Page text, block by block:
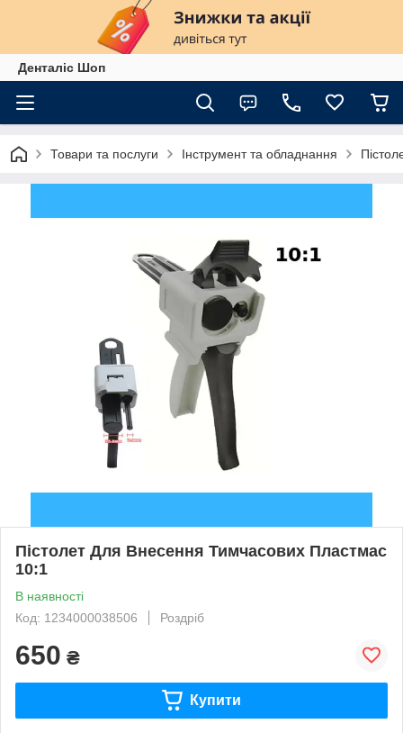
Денталіс Шоп
Товари та послуги Інструмент та обладнання
Пістолет Для Внесення Тимчасових Пластмас
10:1
В наявності
Код: 1234000038506
Роздріб
650 ₴
Купити